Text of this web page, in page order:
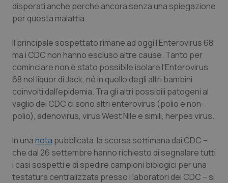
Quotidiano Chirurgia
Quotidiano Oncologia
Quotidiano Pediatria
Rene & patologie urogenitali
Salute orale & impianti
Sangue & coagulazione
Tiroide
disperati anche perché ancora senza una spiegazione
per questa malattia.
Il principale sospettato rimane ad oggi l’Enterovirus 68,
ma i CDC non hanno escluso altre cause. Tanto per
cominciare non è stato possibile isolare l’Enterovirus
68 nel liquor di Jack, né in quello degli altri bambini
coinvolti dall’epidemia. Tra gli altri possibili patogeni al
vaglio dei CDC ci sono altri enterovirus (polio e non-
polio), adenovirus, virus West Nile e simili, herpes virus.
In unanota pubblicata la scorsa settimana dai CDC –
che dal 26 settembre hanno richiesto di segnalare tutti
i casi sospetti e di spedire campioni biologici per una
testatura centralizzata presso i laboratori dei CDC – si